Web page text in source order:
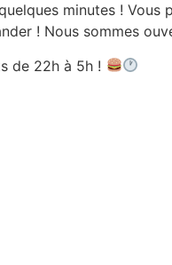
minutes !
! Nous sommes
de 22h à 5h !